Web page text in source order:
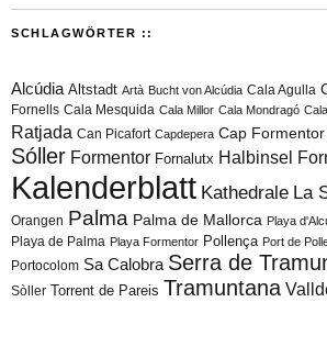
SCHLAGWÖRTER ::
Alcúdia Altstadt Artà Bucht von Alcúdia Cala Agulla
Fornells Cala Mesquida Cala Millor Cala Mondragó
Ratjada Can Picafort Capdepera Cap Formentor
Sóller Formentor Fornalutx Halbinsel
Kalenderblatt Kathedrale La
Orangen Palma Palma de Mallorca Playa
Playa de Palma Playa Formentor Pollença Port de
Portocolom Sa Calobra Serra de
Sòller Torrent de Pareis Tramuntana